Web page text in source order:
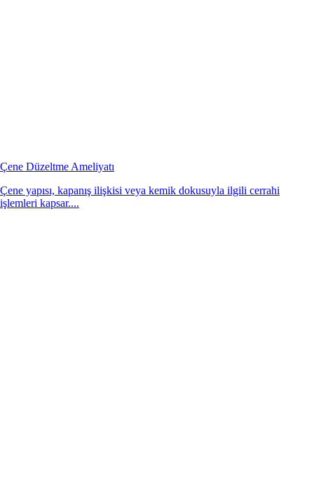
Çene Düzeltme Ameliyatı
Çene yapısı, kapanış ilişkisi veya kemik dokusuyla ilgili cerrahi
işlemleri kapsar....